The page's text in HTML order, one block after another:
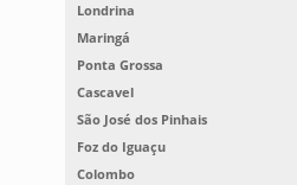
Londrina
Maringá
Ponta Grossa
Cascavel
São José dos Pinhais
Foz do Iguaçu
Colombo